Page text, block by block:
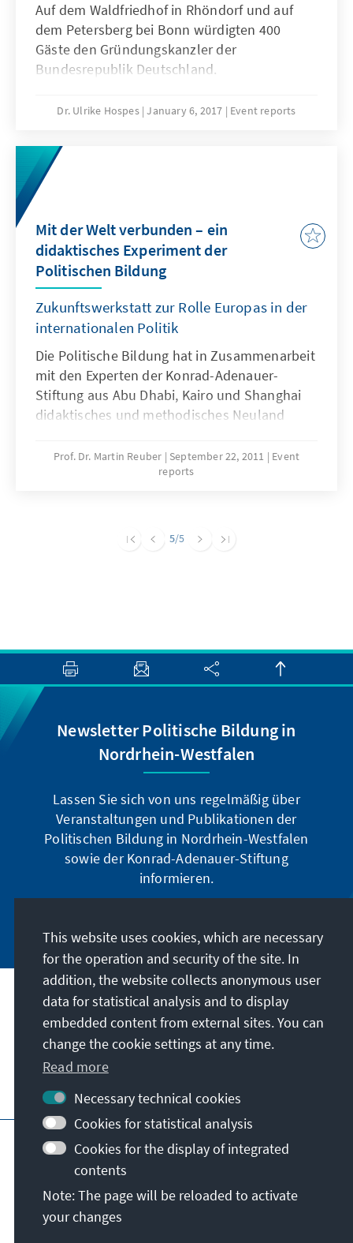
Auf dem Waldfriedhof in Rhöndorf und auf
dem Petersberg bei Bonn würdigten 400
Gäste den Gründungskanzler der
Bundesrepublik Deutschland.
Dr. Ulrike Hospes January 6, 2017 Event reports
Mit der Welt verbunden – ein
didaktisches Experiment der
Politischen Bildung
Zukunftswerkstatt zur Rolle Europas in der
internationalen Politik
Die Politische Bildung hat in Zusammenarbeit
mit den Experten der Konrad-Adenauer-
Stiftung aus Abu Dhabi, Kairo und Shanghai
didaktisches und methodisches Neuland
21 diskutierten bei einer Zukunftswerkstatt
vom 6. – 8. September im Bildungszentrum
das aus der Lebenswelt vieler junger
Prof. Dr. Martin Reuber September 22, 2011
Event
reports
5/5
Newsletter Politische Bildung in
Nordrhein-Westfalen
Lassen Sie sich von uns regelmäßig über
Veranstaltungen und Publikationen der
Politischen Bildung in Nordrhein-Westfalen
sowie der Konrad-Adenauer-Stiftung
informieren.
Address
Contact
Visit also
Data protection
Terms of use
Declaration on accessibility
Report an accessibility issue
General terms and conditions
© Konrad-Adenauer-Stiftung e.V. 2026
This website uses cookies, which are necessary
for the operation and security of the site. In
addition, the website collects anonymous user
data for statistical analysis and to display
embedded content from external sites. You can
change the cookie settings at any time.
Read more
Necessary technical cookies
Cookies for statistical analysis
Cookies for the display of integrated
contents
Note: The page will be reloaded to activate
your changes